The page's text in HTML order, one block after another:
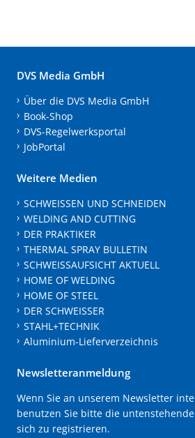
DVS Media GmbH
Über die DVS Media GmbH
Book-Shop
DVS-Regelwerksportal
JobPortal
Weitere Medien
SCHWEISSEN UND SCHNEIDEN
WELDING AND CUTTING
DER PRAKTIKER
THERMAL SPRAY BULLETIN
SCHWEISSAUFSICHT AKTUELL
HOME OF WELDING
HOME OF STEEL
DER SCHWEISSER
STAHL+TECHNIK
Aluminium-Lieferverzeichnis
Newsletteranmeldung
Wenn Sie an unserem Newsletter
benutzen Sie bitte die
sich zu registrieren.